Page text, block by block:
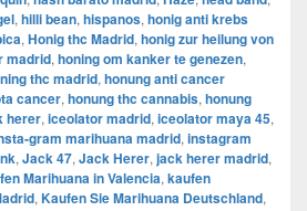
, hilli bean, hispanos, honig anti krebs
, Honig thc Madrid, honig zur heilung von
madrid, honing om kanker te genezen,
thc madrid, honung anti cancer
cancer, honung thc cannabis, honung
herer, iceolator madrid, iceolator maya 45,
gram marihuana madrid, instagram
, Jack 47, Jack Herer, jack herer madrid,
Marihuana in Valencia, kaufen
, Kaufen Sie Marihuana Deutschland,